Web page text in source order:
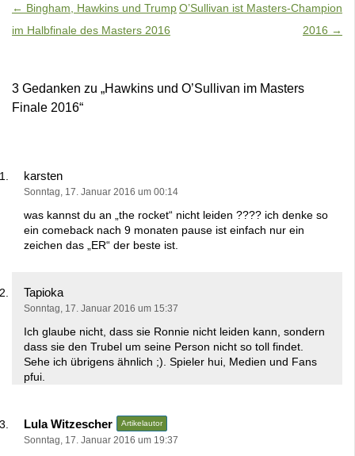
Artikel-Navigation
← Bingham, Hawkins und Trump
im Halbfinale des Masters 2016
O’Sullivan ist Masters-Champion
2016 →
3 Gedanken zu „Hawkins und O’Sullivan im Masters
Finale 2016“
karsten
Sonntag, 17. Januar 2016 um 00:14
was kannst du an „the rocket“ nicht leiden ???? ich denke so
ein comeback nach 9 monaten pause ist einfach nur ein
zeichen das „ER“ der beste ist.
Tapioka
Sonntag, 17. Januar 2016 um 15:37
Ich glaube nicht, dass sie Ronnie nicht leiden kann, sondern
dass sie den Trubel um seine Person nicht so toll findet.
Sehe ich übrigens ähnlich ;). Spieler hui, Medien und Fans
pfui.
Lula Witzescher Artikelautor
Sonntag, 17. Januar 2016 um 19:37